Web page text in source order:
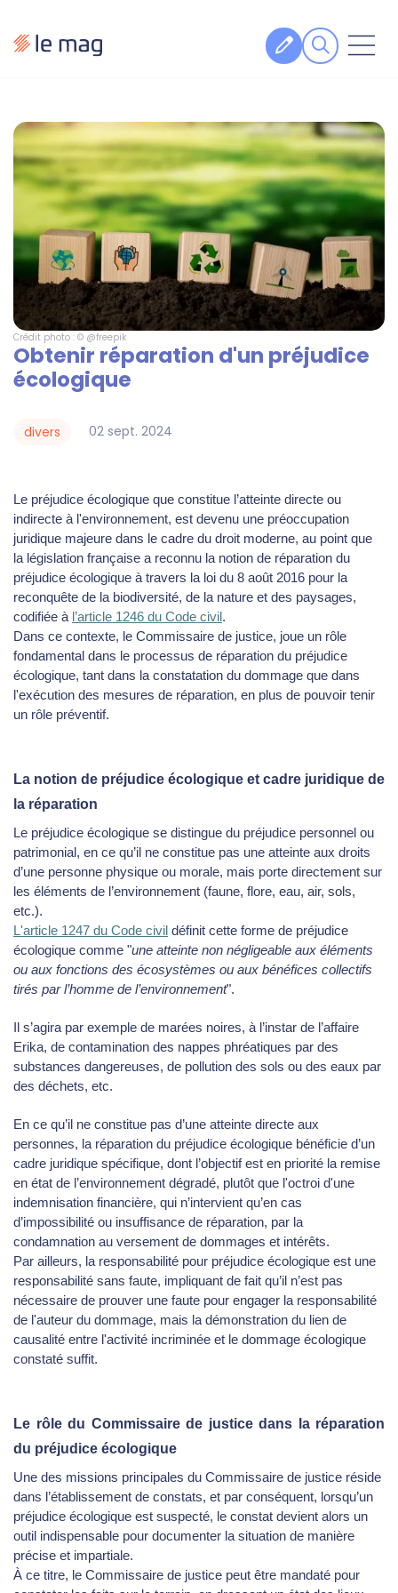
Fiches pratiques
Veille
Podcasts
Legal design
À propos
Suivez-nous
Crédit photo : © @freepik
Obtenir réparation d'un préjudice
écologique
02 sept. 2024
divers
Le préjudice écologique que constitue l’atteinte directe ou
indirecte à l'environnement, est devenu une préoccupation
juridique majeure dans le cadre du droit moderne, au point que
la législation française a reconnu la notion de réparation du
préjudice écologique à travers la loi du 8 août 2016 pour la
reconquête de la biodiversité, de la nature et des paysages,
codifiée à l’article 1246 du Code civil .
Dans ce contexte, le Commissaire de justice, joue un rôle
fondamental dans le processus de réparation du préjudice
écologique, tant dans la constatation du dommage que dans
l'exécution des mesures de réparation, en plus de pouvoir tenir
un rôle préventif.
La notion de préjudice écologique et cadre juridique de
la réparation
Le préjudice écologique se distingue du préjudice personnel ou
patrimonial, en ce qu’il ne constitue pas une atteinte aux droits
d’une personne physique ou morale, mais porte directement sur
les éléments de l’environnement (faune, flore, eau, air, sols,
etc.).
L'article 1247 du Code civil définit cette forme de préjudice
écologique comme "une atteinte non négligeable aux éléments
ou aux fonctions des écosystèmes ou aux bénéfices collectifs
tirés par l’homme de l’environnement".
Il s’agira par exemple de marées noires, à l’instar de l’affaire
Erika, de contamination des nappes phréatiques par des
substances dangereuses, de pollution des sols ou des eaux par
des déchets, etc.
En ce qu’il ne constitue pas d’une atteinte directe aux
personnes, la réparation du préjudice écologique bénéficie d’un
cadre juridique spécifique, dont l’objectif est en priorité la remise
en état de l’environnement dégradé, plutôt que l'octroi d'une
indemnisation financière, qui n’intervient qu’en cas
d’impossibilité ou insuffisance de réparation, par la
condamnation au versement de dommages et intérêts.
Par ailleurs, la responsabilité pour préjudice écologique est une
responsabilité sans faute, impliquant de fait qu’il n’est pas
nécessaire de prouver une faute pour engager la responsabilité
de l'auteur du dommage, mais la démonstration du lien de
causalité entre l'activité incriminée et le dommage écologique
constaté suffit.
Le rôle du Commissaire de justice dans la réparation
du préjudice écologique
Une des missions principales du Commissaire de justice réside
dans l’établissement de constats, et par conséquent, lorsqu’un
préjudice écologique est suspecté, le constat devient alors un
outil indispensable pour documenter la situation de manière
précise et impartiale.
À ce titre, le Commissaire de justice peut être mandaté pour